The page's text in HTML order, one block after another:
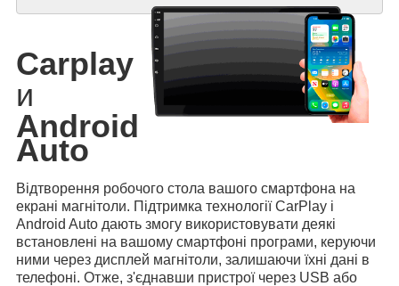
Carplay
и
Android
Auto
Відтворення робочого стола вашого смартфона на
екрані магнітоли. Підтримка технології CarPlay і
Android Auto дають змогу використовувати деякі
встановлені на вашому смартфоні програми, керуючи
ними через дисплей магнітоли, залишаючи їхні дані в
телефоні. Отже, з'єднавши пристрої через USB або